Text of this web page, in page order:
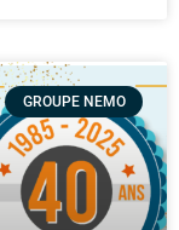
GROUPE NEMO